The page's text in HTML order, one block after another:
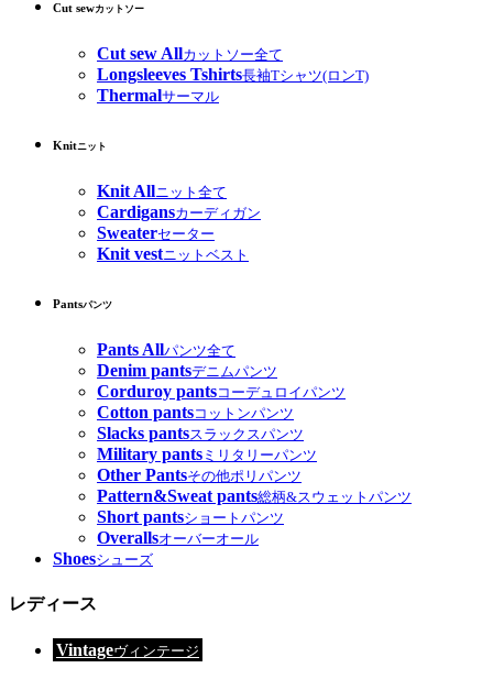
Cut sewカットソー
Cut sew Allカットソー全て
Longsleeves Tshirts長袖Tシャツ(ロンT)
Thermalサーマル
Knitニット
Knit Allニット全て
Cardigansカーディガン
Sweaterセーター
Knit vestニットベスト
Pantsパンツ
Pants Allパンツ全て
Denim pantsデニムパンツ
Corduroy pantsコーデュロイパンツ
Cotton pantsコットンパンツ
Slacks pantsスラックスパンツ
Military pants ミリタリーパンツ
Other Pantsその他ポリパンツ
Pattern&Sweat pants総柄&スウェットパンツ
Short pantsショートパンツ
Overallsオーバーオール
Shoesシューズ
レディース
Vintageヴィンテージ